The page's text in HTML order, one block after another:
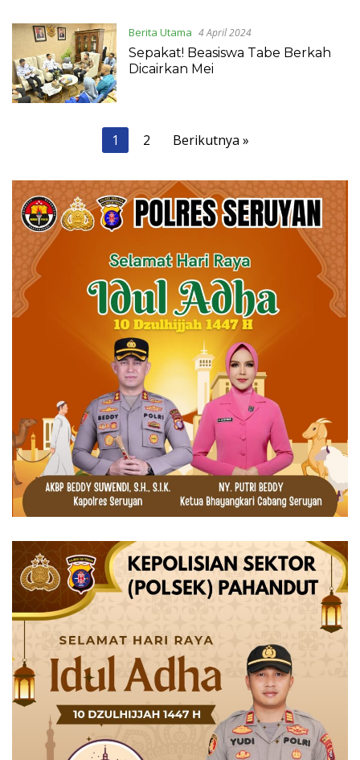
Berita Utama 4 April 2024
Sepakat! Beasiswa Tabe Berkah
Dicairkan Mei
1 2 Berikutnya »